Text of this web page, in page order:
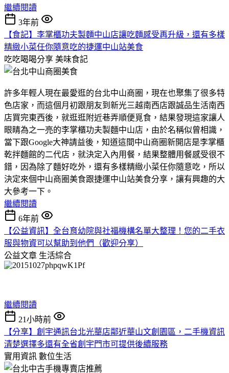
繼續閱讀
3年前
【食記】李掌櫃功夫製麵中山店讓吃麵感受再升級，還有多樣
精緻小菜任你隨意吃的捷運中山站美食
吃吃喝喝分享 美味食記
許多年輕人現在最愛逛的台北中山商圈，現在也聚集了很多特
色店家，而這個月初跟朋友到新光三越南西店跟誠品生活南西
店買完東西後，就逛逛附近巷弄順便覓食，結果發現這家讓人
眼睛為之一亮的李掌櫃功夫製麵中山店，由於名稱似曾相識，
當下跟Google大神請益後，知道這間中山商圈新開店是李掌櫃
乾拌麵館的二代店，就決定入內用餐，結果整體用餐感受很不
錯，因為除了麵好吃外，還有多樣精緻小菜任你隨意吃，所以
決定來個中山商圈美食跟捷運中山站美食分享，讓有興趣的大
大參考一下。
繼續閱讀
6年前
【公益資訊】全台育幼院與社福機構名單大整理！您的二手衣
服與物資可以幫助到他們（歡迎分享）
公益文章 生活綜合
繼續閱讀
21小時前
【分享】創宇通訊台北光華店鄰近華山文創園區，二手機資訊
清楚選擇多還有全省創宇門市可提供後續服務
實用資訊 數位生活